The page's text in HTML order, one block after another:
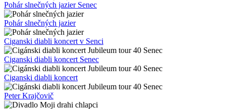
Pohár slnečných jazier Senec
Pohár slnečných jazier
Ciganski diabli koncert v Senci
Ciganski diabli koncert Senec
Ciganski diabli koncert
Peter Krajčovič